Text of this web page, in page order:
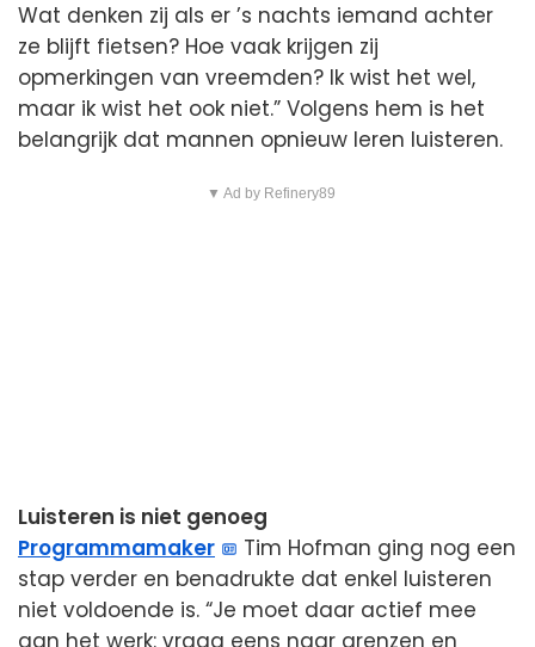
Wat denken zij als er ’s nachts iemand achter
ze blijft fietsen? Hoe vaak krijgen zij
opmerkingen van vreemden? Ik wist het wel,
maar ik wist het ook niet.” Volgens hem is het
belangrijk dat mannen opnieuw leren luisteren.
▼ Ad by Refinery89
Luisteren is niet genoeg
Programmamaker
Tim Hofman ging nog een
stap verder en benadrukte dat enkel luisteren
niet voldoende is. “Je moet daar actief mee